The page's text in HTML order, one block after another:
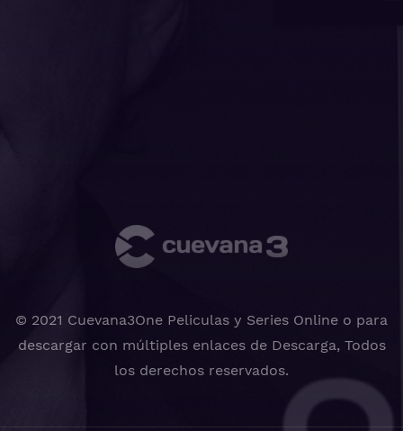
© 2021 Cuevana3One Peliculas y Series Online o para
descargar con múltiples enlaces de Descarga, Todos
los derechos reservados.